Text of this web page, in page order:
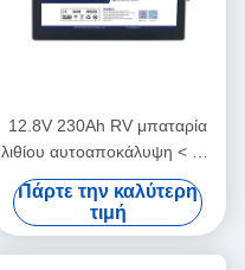
12.8V 230Ah RV μπαταρία
λιθίου αυτοαποκάλυψη < 3%
μηνιαία ABS περίπτωση
Πάρτε την καλύτερη
τιμή